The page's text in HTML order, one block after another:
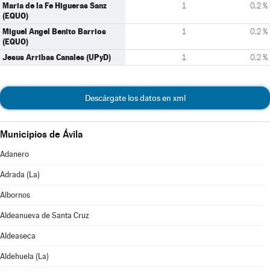
Maria de la Fe Higueras Sanz
(EQUO)
1 0,2 %
Miguel Angel Benito Barrios
(EQUO)
1 0,2 %
Jesus Arribas Canales (UPyD) 1 0,2 %
Descárgate los datos en xml
Municipios de Ávila
Adanero
Adrada (La)
Albornos
Aldeanueva de Santa Cruz
Aldeaseca
Aldehuela (La)